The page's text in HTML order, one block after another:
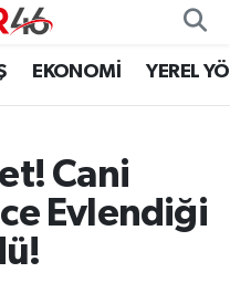
EKONOMİ YEREL
Cani
Evlendiği
Vakitleri